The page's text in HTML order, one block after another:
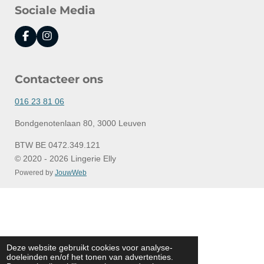
Deze website gebruikt cookies voor analyse-
doeleinden en/of het tonen van advertenties.
Sociale Media
F
a
b
o
k
I
n
a
r
a
Contacteer ons
016 23 81 06
Bondgenotenlaan 80, 3000 Leuven
BTW BE 0472.349.121
© 2020 - 2026 Lingerie Elly
Powered by JouwWeb